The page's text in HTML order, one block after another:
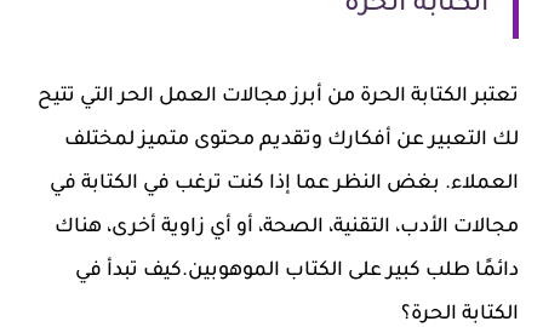
الكتابة الحرة
تعتبر الكتابة الحرة من أبرز مجالات العمل الحر التي تتيح
لك التعبير عن أفكارك وتقديم محتوى متميز لمختلف
العملاء. بغض النظر عما إذا كنت ترغب في الكتابة في
مجالات الأدب، التقنية، الصحة، أو أي زاوية أخرى، هناك
دائمًا طلب كبير على الكتاب الموهوبين.كيف تبدأ في
الكتابة الحرة؟